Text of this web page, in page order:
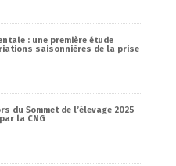
: une première étude
saisonnières de la prise
du Sommet de l’élevage 2025
la CNG